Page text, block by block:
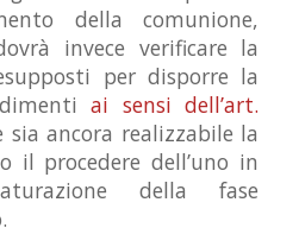
della comunione,
invece verificare la
per disporre la
ai sensi dell’art.
sia ancora realizzabile la
il procedere dell’uno in
della fase